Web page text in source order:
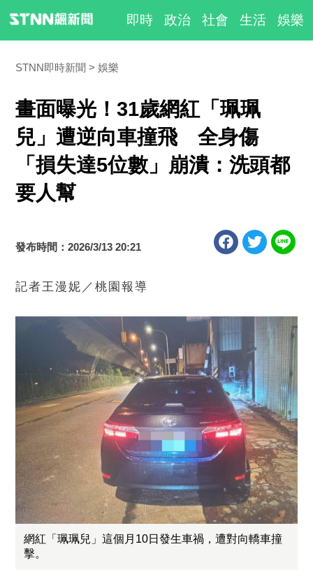
即時 政治 社會 生活 娛樂
STNN即時新聞 娛樂
畫面曝光！31歲網紅「珮珮
兒」遭逆向車撞飛 全身傷
「損失達5位數」崩潰：洗頭都
要人幫
發布時間：2026/3/13 20:21
記者王漫妮／桃園報導
網紅「珮珮兒」這個月10日發生車禍，遭對向轎車撞
擊。